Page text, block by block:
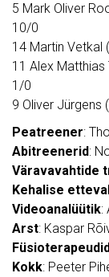
5 Mark Oliver
10/0
14 Martin Vetkal
11 Alex
1/0
9 Oliver Jürgens
Peatreener:
Abitreenerid:
Väravavahtide
Kehalise
Videoanalüütik:
Arst: Kaspar
Kokk: Peeter